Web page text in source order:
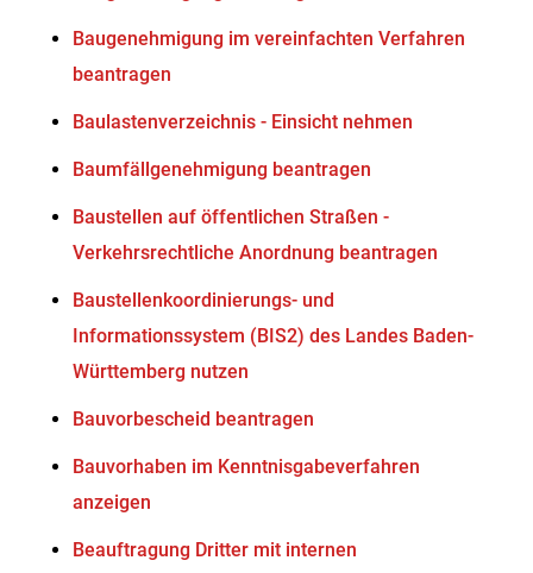
Baugenehmigung im vereinfachten Verfahren
beantragen
Baulastenverzeichnis - Einsicht nehmen
Baumfällgenehmigung beantragen
Baustellen auf öffentlichen Straßen -
Verkehrsrechtliche Anordnung beantragen
Baustellenkoordinierungs- und
Informationssystem (BIS2) des Landes Baden-
Württemberg nutzen
Bauvorbescheid beantragen
Bauvorhaben im Kenntnisgabeverfahren
anzeigen
Beauftragung Dritter mit internen